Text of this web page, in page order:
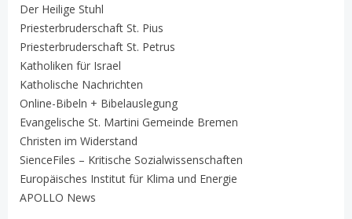
Der Heilige Stuhl
Priesterbruderschaft St. Pius
Priesterbruderschaft St. Petrus
Katholiken für Israel
Katholische Nachrichten
Online-Bibeln + Bibelauslegung
Evangelische St. Martini Gemeinde Bremen
Christen im Widerstand
SienceFiles – Kritische Sozialwissenschaften
Europäisches Institut für Klima und Energie
APOLLO News